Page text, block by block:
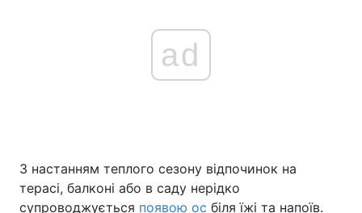
Головна Війна
Україна Політика
ad
З настанням теплого сезону відпочинок на
терасі, балконі або в саду нерідко
супроводжується появою ос біля їжі та напоїв.